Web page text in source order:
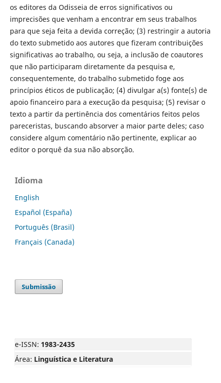
os editores da Odisseia de erros significativos ou
imprecisões que venham a encontrar em seus trabalhos
para que seja feita a devida correção; (3) restringir a autoria
do texto submetido aos autores que fizeram contribuições
significativas ao trabalho, ou seja, a inclusão de coautores
que não participaram diretamente da pesquisa e,
consequentemente, do trabalho submetido foge aos
princípios éticos de publicação; (4) divulgar a(s) fonte(s) de
apoio financeiro para a execução da pesquisa; (5) revisar o
texto a partir da pertinência dos comentários feitos pelos
pareceristas, buscando absorver a maior parte deles; caso
considere algum comentário não pertinente, explicar ao
editor o porquê da sua não absorção.
Idioma
English
Español (España)
Português (Brasil)
Français (Canada)
Submissão
e-ISSN: 1983-2435
Área: Linguística e Literatura